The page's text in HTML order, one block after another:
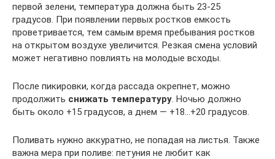
первой зелени, температура должна быть 23-25
градусов. При появлении первых ростков емкость
проветривается, тем самым время пребывания ростков
на открытом воздухе увеличится. Резкая смена условий
может негативно повлиять на молодые всходы.
После пикировки, когда рассада окрепнет, можно
продолжить снижать температуру . Ночью должно
быть около +15 градусов, а днем — +18…+20 градусов.
Поливать нужно аккуратно, не попадая на листья. Также
важна мера при поливе: петуния не любит как